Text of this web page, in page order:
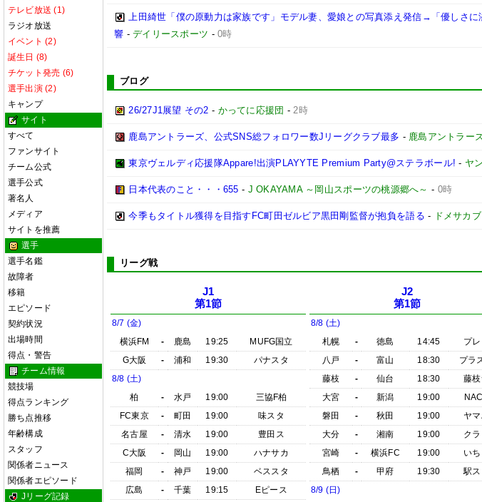
テレビ放送 (1)
ラジオ放送
イベント (2)
誕生日 (8)
チケット発売 (6)
選手出演 (2)
キャンプ
サイト
すべて
ファンサイト
チーム公式
選手公式
著名人
メディア
サイトを推薦
選手
選手名鑑
故障者
移籍
エピソード
契約状況
出場時間
得点・警告
チーム情報
競技場
得点ランキング
勝ち点推移
年齢構成
スタッフ
関係者ニュース
関係者エピソード
Jリーグ記録
上田綺世「僕の原動力は家族です」モデル妻、愛娘との写真添え発信→「優しさ
響 -デイリースポーツ -0時
ブログ
26/27J1展望 その2 - かってに応援団 -2時
鹿島アントラーズ、公式SNS総フォロワー数Jリーグクラブ最多 - 鹿島アントラー
東京ヴェルディ応援隊Appare!出演PLAYYTE Premium Party@ステラボール! - ヤ
日本代表のこと・・・655 - J OKAYAMA ～岡山スポーツの桃源郷へ～ - 0時
今季もタイトル獲得を目指すFC町田ゼルビア黒田剛監督が抱負を語る - ドメサカ
リーグ戦
J1
第1節
8/7 (金)
横浜FM
- 鹿島 19:25
MUFG国立
G大阪
- 浦和 19:30
パナスタ
8/8 (土)
柏
- 水戸 19:00
三協F柏
FC東京
- 町田 19:00
味スタ
名古屋
- 清水 19:00
豊田ス
C大阪
- 岡山 19:00
ハナサカ
福岡
- 神戸 19:00
ベススタ
広島
- 千葉 19:15
Eピース
J2
第1節
8/8 (土)
札幌
- 徳島 14:45
プ
八戸
- 富山 18:30
プラ
藤枝
- 仙台 18:30
藤
大宮
- 新潟 19:00
磐田
- 秋田 19:00
ヤ
大分
- 湘南 19:00
ク
宮崎
- 横浜FC 19:00
い
鳥栖
- 甲府 19:30
駅ス
8/9 (日)